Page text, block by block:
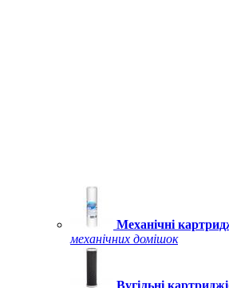
Механічні
механічних домішок
Вугільні картриджі